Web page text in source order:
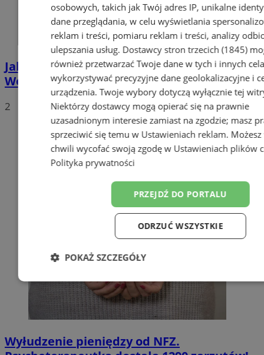
Jak uzyskać Kartę Dużej Rodziny w
Wodzisławiu? Poznaj plusy jej posiadania
2
Wyłudzenie pieniędzy od NFZ.
osobowych, takich jak Twój adres IP, unikalne
dane przeglądania, w celu wyświetlania
reklam i treści, pomiaru reklam i treści, analizy
ulepszania usług. Dostawcy stron trzecich (1845)
również przetwarzać Twoje dane w tych i innych
wykorzystywać precyzyjne dane geolokalizacyjne i
urządzenia. Twoje wybory dotyczą wyłącznie tej
Niektórzy dostawcy mogą opierać się na prawnie
uzasadnionym interesie zamiast na zgodzie; masz
sprzeciwić się temu w Ustawieniach reklam.
chwili wycofać swoją zgodę w Ustawieniach plików
Polityka prywatności
PRZEJDŹ DO PORTALU
ODRZUĆ WSZYSTKIE
POKAŻ SZCZEGÓŁY
Niezbędne Wydajność